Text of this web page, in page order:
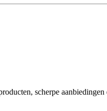
scherpe aanbiedingen